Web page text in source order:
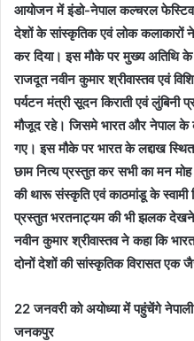
आयोजन में इंडो-नेपाल कल्चरल
देशों के सांस्कृतिक एवं लोक कलाकारों
कर दिया। इस मौके पर मुख्य अतिथि
राजदूत नवीन कुमार श्रीवास्तव एवं
पर्यटन मंत्री सूदन किराती एवं लुंबिनी
मौजूद रहे। जिसमे भारत और नेपाल के
गए। इस मौके पर भारत के लद्दाख
छाम नित्य प्रस्तुत कर सभी का मन
की थारू संस्कृति एवं काठमांडू के स्वामी
प्रस्तुत भरतनाट्यम की भी झलक देखने
नवीन कुमार श्रीवास्तव ने कहा कि
दोनों देशों की सांस्कृतिक विरासत एक
22 जनवरी को अयोध्या में पहुंचेंगे नेपाली
जनकपुर